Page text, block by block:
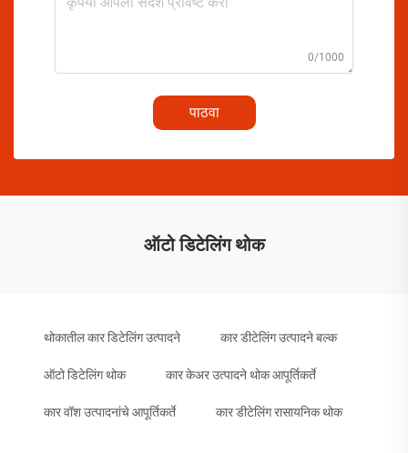
0/1000
पाठवा
ऑटो डिटेलिंग थोक
थोकातील कार डिटेलिंग उत्पादने कार डीटेलिंग उत्पादने बल्क
ऑटो डिटेलिंग थोक कार केअर उत्पादने थोक आपूर्तिकर्ते
कार वॉश उत्पादनांचे आपूर्तिकर्ते कार डीटेलिंग रासायनिक थोक